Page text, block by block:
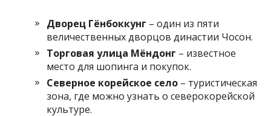
Дворец Гёнбоккунг – один из пяти
величественных дворцов династии Чосон.
Торговая улица Мёндонг – известное
место для шопинга и покупок.
Северное корейское село – туристическая
зона, где можно узнать о северокорейской
культуре.